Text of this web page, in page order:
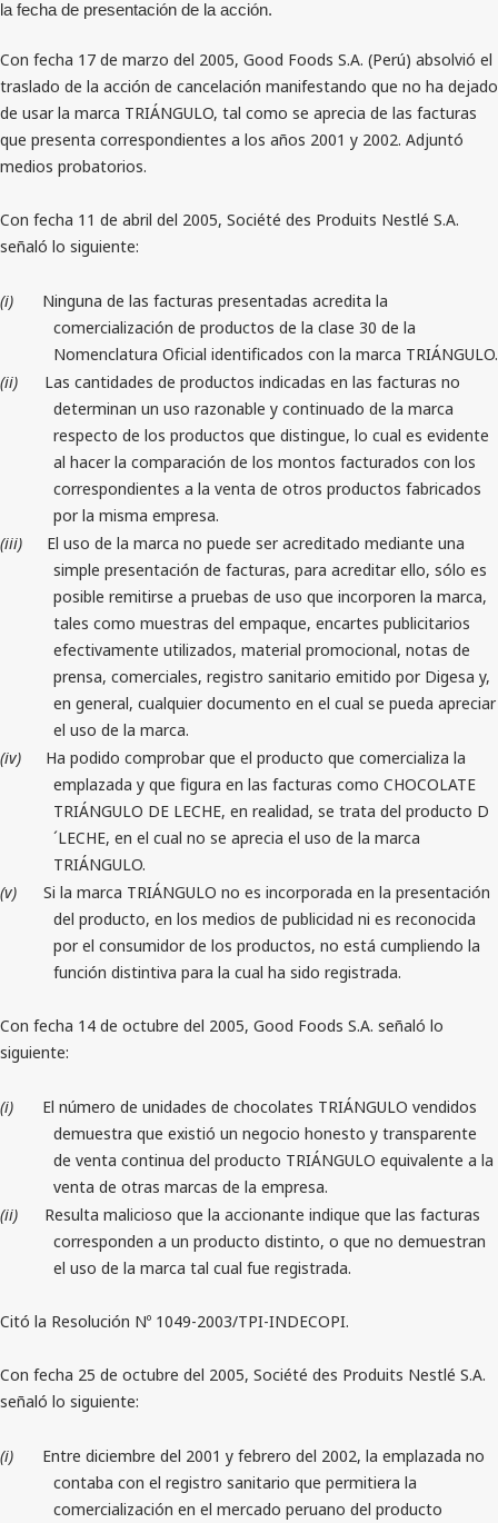
la fecha de presentación de la acción.
Con fecha 17 de marzo del 2005, Good Foods S.A. (Perú) absolvió el
traslado de la acción de cancelación manifestando que no ha dejado
de usar la marca TRIÁNGULO, tal como se aprecia de las facturas
que presenta correspondientes a los años 2001 y 2002. Adjuntó
medios probatorios.
Con fecha 11 de abril del 2005, Société des Produits Nestlé S.A.
señaló lo siguiente:
(i)
Ninguna de las facturas presentadas acredita la
comercialización de productos de la clase 30 de la
Nomenclatura Oficial identificados con la marca TRIÁNGULO.
(ii)
Las cantidades de productos indicadas en las facturas no
determinan un uso razonable y continuado de la marca
respecto de los productos que distingue, lo cual es evidente
al hacer la comparación de los montos facturados con los
correspondientes a la venta de otros productos fabricados
por la misma empresa.
(iii)
El uso de la marca no puede ser acreditado mediante una
simple presentación de facturas, para acreditar ello, sólo es
posible remitirse a pruebas de uso que incorporen la marca,
tales como muestras del empaque, encartes publicitarios
efectivamente utilizados, material promocional, notas de
prensa, comerciales, registro sanitario emitido por Digesa y,
en general, cualquier documento en el cual se pueda apreciar
el uso de la marca.
(iv)
Ha podido comprobar que el producto que comercializa la
emplazada y que figura en las facturas como CHOCOLATE
TRIÁNGULO DE LECHE, en realidad, se trata del producto D
´LECHE, en el cual no se aprecia el uso de la marca
TRIÁNGULO.
(v)
Si la marca TRIÁNGULO no es incorporada en la presentación
del producto, en los medios de publicidad ni es reconocida
por el consumidor de los productos, no está cumpliendo la
función distintiva para la cual ha sido registrada.
Con fecha 14 de octubre del 2005, Good Foods S.A. señaló lo
siguiente:
(i)
El número de unidades de chocolates TRIÁNGULO vendidos
demuestra que existió un negocio honesto y transparente
de venta continua del producto TRIÁNGULO equivalente a la
venta de otras marcas de la empresa.
(ii)
Resulta malicioso que la accionante indique que las facturas
corresponden a un producto distinto, o que no demuestran
el uso de la marca tal cual fue registrada.
Citó la Resolución Nº 1049-2003/TPI-INDECOPI.
Con fecha 25 de octubre del 2005, Société des Produits Nestlé S.A.
señaló lo siguiente:
(i)
Entre diciembre del 2001 y febrero del 2002, la emplazada no
contaba con el registro sanitario que permitiera la
comercialización en el mercado peruano del producto